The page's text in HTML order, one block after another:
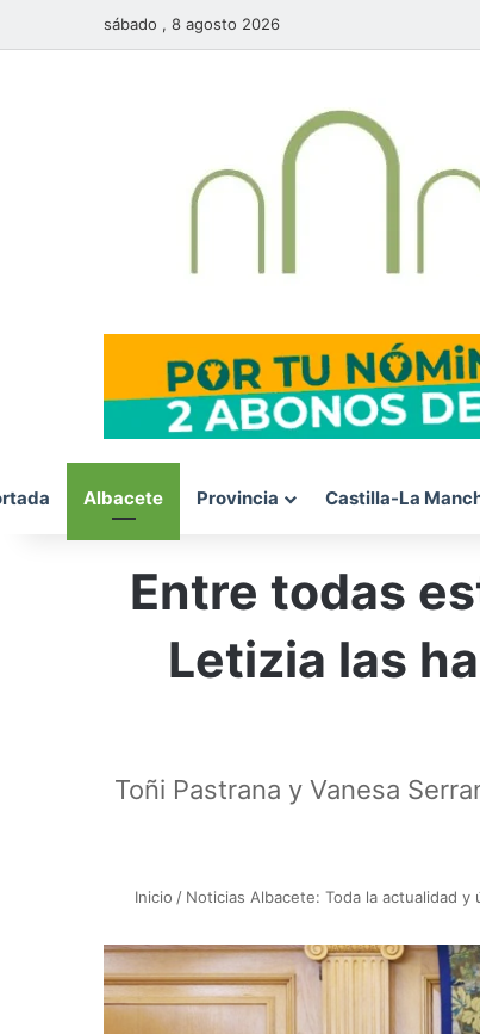
sábado , 8 agosto 2026
Albacete Provincia Castilla-La
Entre todas
Letizia las
Toñi Pastrana y Vanesa
Inicio / Noticias Albacete: Toda la actualidad y